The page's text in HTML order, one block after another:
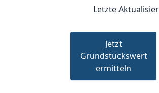
Letzte
Jetzt
Grundstückswert
ermitteln